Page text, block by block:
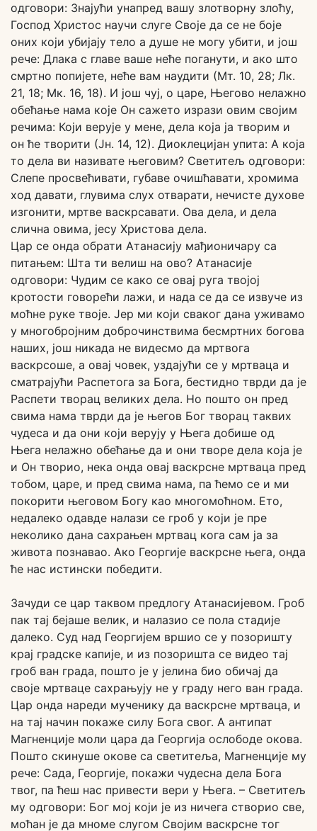
одговори: Знајући унапред вашу злотворну злоћу,
Господ Христос научи слуге Своје да се не боје
оних који убијају тело а душе не могу убити, и још
рече: Длака с главе ваше неће поганути, и ако што
смртно попијете, неће вам наудити (Мт. 10, 28; Лк.
21, 18; Мк. 16, 18). И још чуј, о царе, Његово нелажно
обећање нама које Он сажето изрази овим својим
речима: Који верује у мене, дела која ја творим и
он ће творити (Јн. 14, 12). Диоклецијан упита: А која
то дела ви називате његовим? Светитељ одговори:
Слепе просвећивати, губаве очишћавати, хромима
ход давати, глувима слух отварати, нечисте духове
изгонити, мртве васкрсавати. Ова дела, и дела
слична овима, јесу Христова дела.
Цар се онда обрати Атанасију мађионичару са
питањем: Шта ти велиш на ово? Атанасије
одговори: Чудим се како се овај руга твојој
кротости говорећи лажи, и нада се да се извуче из
моћне руке твоје. Јер ми који сваког дана уживамо
у многобројним доброчинствима бесмртних богова
наших, још никада не видесмо да мртвога
васкрсоше, а овај човек, уздајући се у мртваца и
сматрајући Распетога за Бога, бестидно тврди да је
Распети творац великих дела. Но пошто он пред
свима нама тврди да је његов Бог творац таквих
чудеса и да они који верују у Њега добише од
Њега нелажно обећање да и они творе дела која је
и Он творио, нека онда овај васкрсне мртваца пред
тобом, царе, и пред свима нама, па ћемо се и ми
покорити његовом Богу као многомоћном. Ето,
недалеко одавде налази се гроб у који је пре
неколико дана сахрањен мртвац кога сам ја за
живота познавао. Ако Георгије васкрсне њега, онда
ће нас истински победити.
Зачуди се цар таквом предлогу Атанасијевом. Гроб
пак тај бејаше велик, и налазио се пола стадије
далеко. Суд над Георгијем вршио се у позоришту
крај градске капије, и из позоришта се видео тај
гроб ван града, пошто је у јелина био обичај да
своје мртваце сахрањују не у граду него ван града.
Цар онда нареди мученику да васкрсне мртваца, и
на тај начин покаже силу Бога свог. А антипат
Магненције моли цара да Георгија ослободе окова.
Пошто скинуше окове са светитеља, Магненције му
рече: Сада, Георгије, покажи чудесна дела Бога
твог, па ћеш нас привести вери у Њега. – Светитељ
му одговори: Бог мој који је из ничега створио све,
моћан је да мноме слугом Својим васкрсне тог